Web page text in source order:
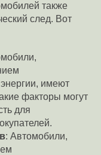
также
след. Вот
имеют
факторы могут
для
: Автомобили,